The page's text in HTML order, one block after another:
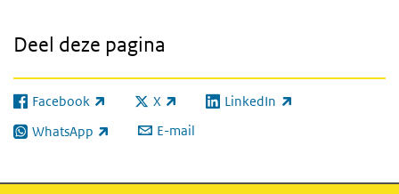
Deel deze pagina
Facebook
(externe link) X
(externe link) LinkedIn
(externe link)
WhatsApp
(externe link) E-mail